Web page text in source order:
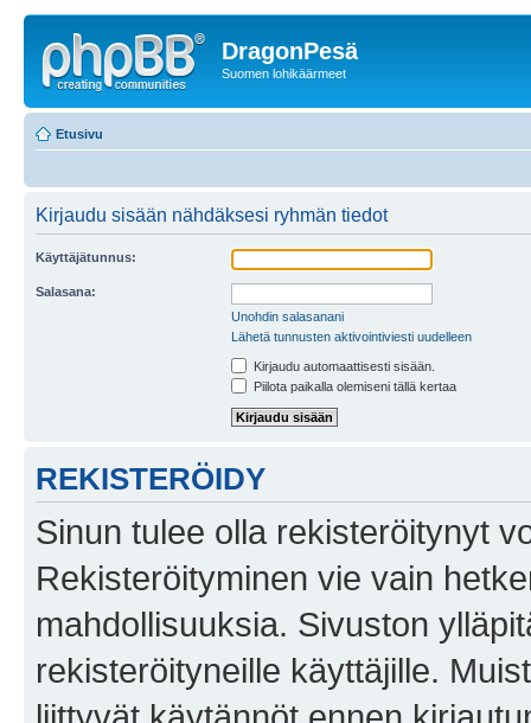
DragonPesä
Suomen lohikäärmeet
Etusivu
Kirjaudu sisään nähdäksesi ryhmän tiedot
Käyttäjätunnus:
Salasana:
Unohdin salasanani
Lähetä tunnusten aktivointiviesti uudelleen
Kirjaudu automaattisesti sisään.
Piilota paikalla olemiseni tällä kertaa
REKISTERÖIDY
Sinun tulee olla rekisteröitynyt
Rekisteröityminen vie vain
mahdollisuuksia. Sivuston
rekisteröityneille käyttäjille.